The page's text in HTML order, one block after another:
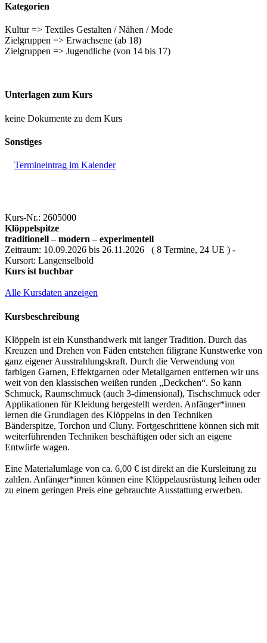
Kategorien
Kultur => Textiles Gestalten / Nähen / Mode
Zielgruppen => Erwachsene (ab 18)
Zielgruppen => Jugendliche (von 14 bis 17)
Unterlagen zum Kurs
keine Dokumente zu dem Kurs
Sonstiges
Termineintrag im Kalender
Kurs-Nr.: 2605000
Klöppelspitze
traditionell – modern – experimentell
Zeitraum: 10.09.2026 bis 26.11.2026 ( 8 Termine, 24 UE ) -
Kursort: Langenselbold
Kurs ist buchbar
Alle Kursdaten anzeigen
Kursbeschreibung
Klöppeln ist ein Kunsthandwerk mit langer Tradition. Durch das
Kreuzen und Drehen von Fäden entstehen filigrane Kunstwerke von
ganz eigener Ausstrahlungskraft. Durch die Verwendung von
farbigen Garnen, Effektgarnen oder Metallgarnen entfernen wir uns
weit von den klassischen weißen runden „Deckchen“. So kann
Schmuck, Raumschmuck (auch 3-dimensional), Tischschmuck oder
Applikationen für Kleidung hergestellt werden. Anfänger*innen
lernen die Grundlagen des Klöppelns in den Techniken
Bänderspitze, Torchon und Cluny. Fortgeschrittene können sich mit
weiterführenden Techniken beschäftigen oder sich an eigene
Entwürfe wagen.
Eine Materialumlage von ca. 6,00 € ist direkt an die Kursleitung zu
zahlen. Anfänger*innen können eine Klöppelausrüstung leihen oder
zu einem geringen Preis eine gebrauchte Ausstattung erwerben.